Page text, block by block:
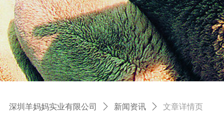
深圳羊妈妈实业有限公司 ꄲ 新闻资讯 ꄲ 文章详情页